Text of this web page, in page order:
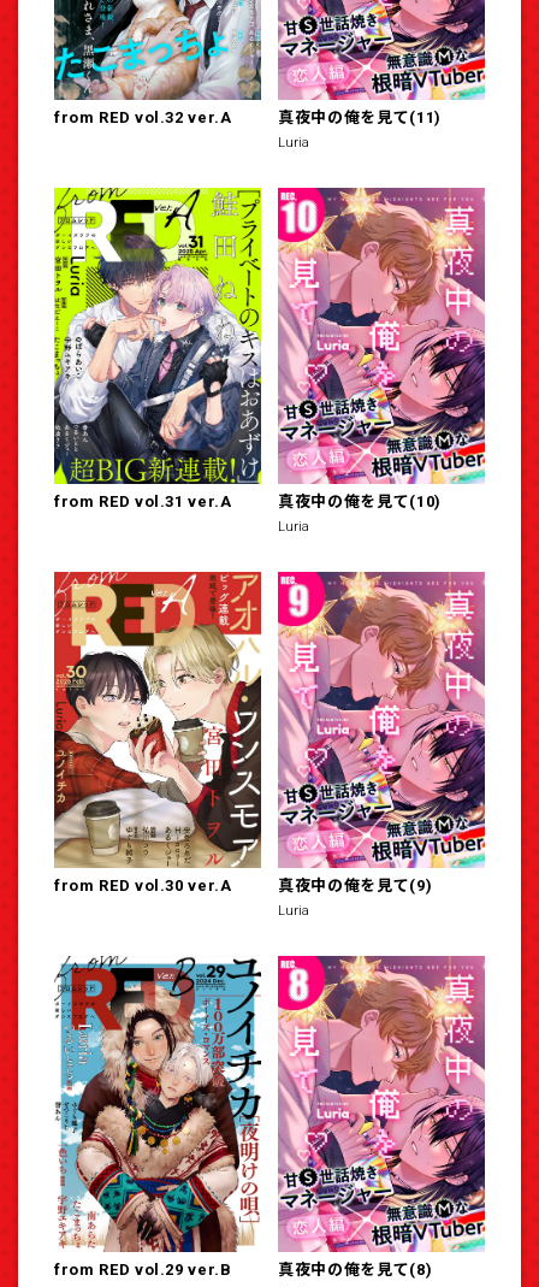
from RED vol.32 ver.A 真夜中の俺を見て(11)
Luria
from RED vol.31 ver.A 真夜中の俺を見て(10)
Luria
from RED vol.30 ver.A 真夜中の俺を見て(9)
Luria
from RED vol.29 ver.B 真夜中の俺を見て(8)